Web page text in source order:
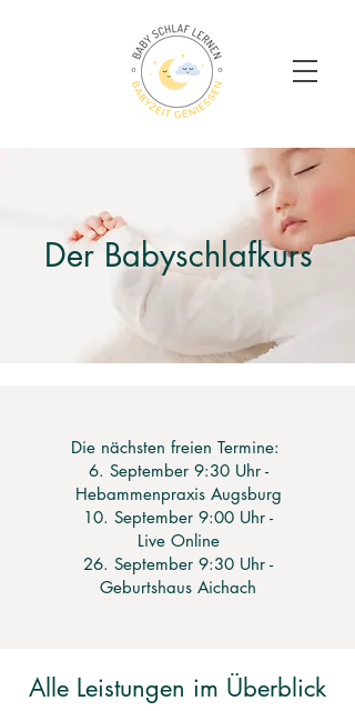
Der Babyschlafkurs
Die nächsten freien Termine:
6. September 9:30 Uhr -
Hebammenpraxis Augsburg
10. September 9:00 Uhr -
Live Online
26. September 9:30 Uhr -
Geburtshaus Aichach
Alle Leistungen im Überblick